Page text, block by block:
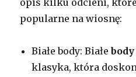
opis kilku odcieni,
popularne na wiosnę:
Białe body: Białe
klasyka, która